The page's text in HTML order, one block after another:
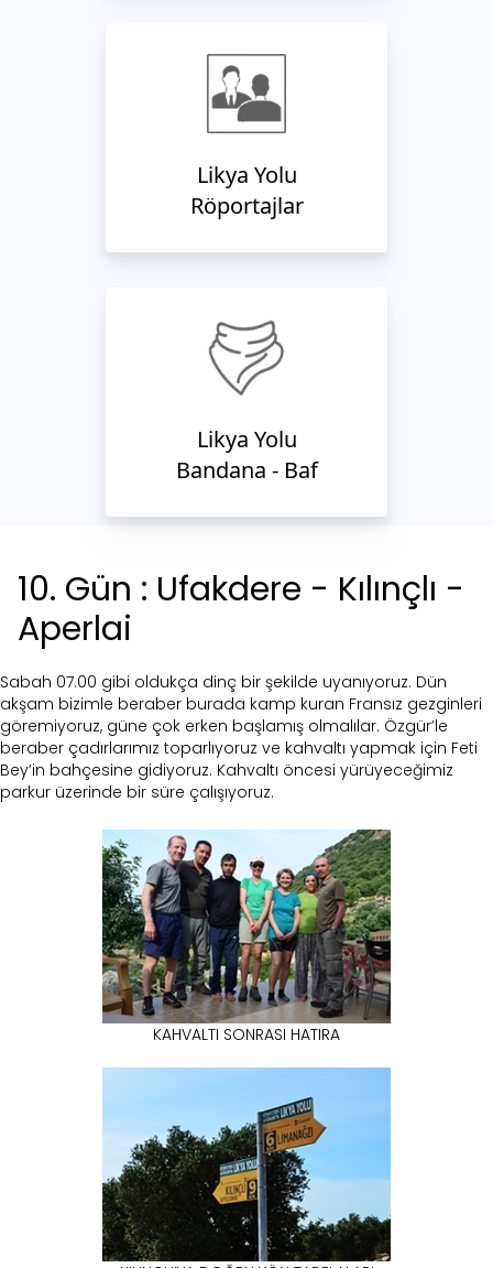
Likya Yolu
Röportajlar
Likya Yolu
Bandana - Baf
10. Gün : Ufakdere - Kılınçlı -
Aperlai
Sabah 07.00 gibi oldukça dinç bir şekilde uyanıyoruz. Dün
akşam bizimle beraber burada kamp kuran Fransız gezginleri
göremiyoruz, güne çok erken başlamış olmalılar. Özgür’le
beraber çadırlarımız toparlıyoruz ve kahvaltı yapmak için Feti
Bey’in bahçesine gidiyoruz. Kahvaltı öncesi yürüyeceğimiz
parkur üzerinde bir süre çalışıyoruz.
KAHVALTI SONRASI HATIRA